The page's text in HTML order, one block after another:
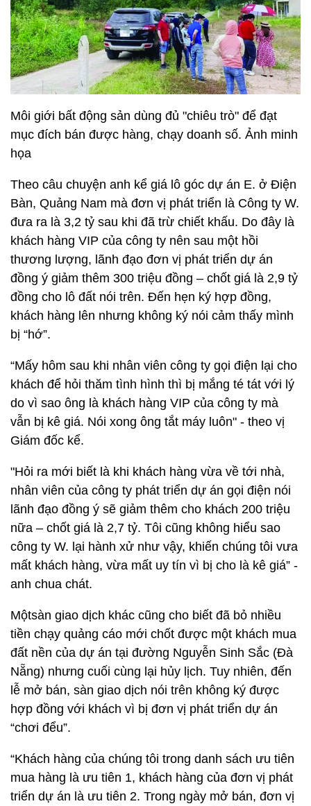
Môi giới bất động sản dùng đủ "chiêu trò" để đạt
mục đích bán được hàng, chạy doanh số. Ảnh minh
họa
Theo câu chuyện anh kể giá lô góc dự án E. ở Điện
Bàn, Quảng Nam mà đơn vị phát triển là Công ty W.
đưa ra là 3,2 tỷ sau khi đã trừ chiết khấu. Do đây là
khách hàng VIP của công ty nên sau một hồi
thương lượng, lãnh đạo đơn vị phát triển dự án
đồng ý giảm thêm 300 triệu đồng – chốt giá là 2,9 tỷ
đồng cho lô đất nói trên. Đến hẹn ký hợp đồng,
khách hàng lên nhưng không ký nói cảm thấy mình
bị “hớ”.
“Mấy hôm sau khi nhân viên công ty gọi điện lại cho
khách để hỏi thăm tình hình thì bị mắng té tát với lý
do vì sao ông là khách hàng VIP của công ty mà
vẫn bị kê giá. Nói xong ông tắt máy luôn" - theo vị
Giám đốc kể.
"Hỏi ra mới biết là khi khách hàng vừa về tới nhà,
nhân viên của công ty phát triển dự án gọi điện nói
lãnh đạo đồng ý sẽ giảm thêm cho khách 200 triệu
nữa – chốt giá là 2,7 tỷ. Tôi cũng không hiểu sao
công ty W. lại hành xử như vậy, khiến chúng tôi vưa
mất khách hàng, vừa mất uy tín vì bị cho là kê giá” -
anh chua chát.
Mộtsàn giao dịch khác cũng cho biết đã bỏ nhiều
tiền chạy quảng cáo mới chốt được một khách mua
đất nền của dự án tại đường Nguyễn Sinh Sắc (Đà
Nẵng) nhưng cuối cùng lại hủy lịch. Tuy nhiên, đến
lễ mở bán, sàn giao dịch nói trên không ký được
hợp đồng với khách vì bị đơn vị phát triển dự án
“chơi đểu”.
“Khách hàng của chúng tôi trong danh sách ưu tiên
mua hàng là ưu tiên 1, khách hàng của đơn vị phát
triển dự án là ưu tiên 2. Trong ngày mở bán, đơn vị